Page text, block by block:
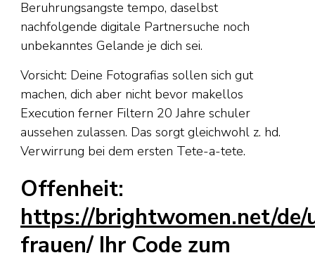
Beruhrungsangste tempo, daselbst
nachfolgende digitale Partnersuche noch
unbekanntes Gelande je dich sei.
Vorsicht: Deine Fotografi­as sollen sich gut
machen, dich aber nicht bevor makellos
Execution ferner Filtern 20 Jahre schuler
aussehen zulassen. Das sorgt gleichwohl z. hd.
Verwirrung bei dem ersten Tete-a-tete.
Offenheit:
https://brightwomen.net/de/
frauen/Ihr Code zum